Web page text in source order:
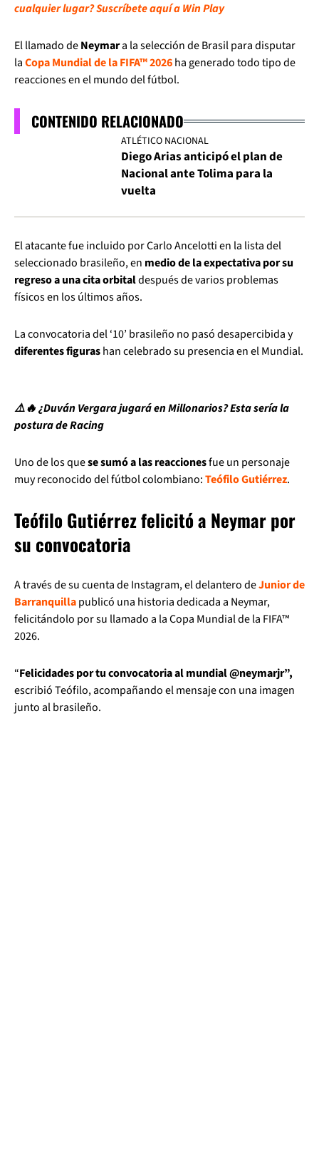
cualquier lugar? Suscríbete aquí a Win Play
El llamado deNeymara la selección de Brasil para disputar
laCopa Mundial de la FIFA™ 2026ha generado todo tipo de
reacciones en el mundo del fútbol.
CONTENIDO RELACIONADO
ATLÉTICO NACIONAL
Diego Arias anticipó el plan de
Nacional ante Tolima para la
vuelta
El atacante fue incluido por Carlo Ancelotti en la lista del
seleccionado brasileño, en medio de la expectativa por su
regreso a una cita orbitaldespués de varios problemas
físicos en los últimos años.
La convocatoria del ‘10’ brasileño no pasó desapercibida y
diferentes figurashan celebrado su presencia en el Mundial.
⚠️🔥 ¿Duván Vergara jugará en Millonarios? Esta sería la
postura de Racing
Uno de los quese sumó a las reaccionesfue un personaje
muy reconocido del fútbol colombiano:Teófilo Gutiérrez.
Teófilo Gutiérrez felicitó a Neymar por
su convocatoria
A través de su cuenta de Instagram, el delantero deJunior de
Barranquillapublicó una historia dedicada a Neymar,
felicitándolo por su llamado a la Copa Mundial de la FIFA™
2026.
“Felicidades por tu convocatoria al mundial @neymarjr”,
escribió Teófilo, acompañando el mensaje con una imagen
junto al brasileño.